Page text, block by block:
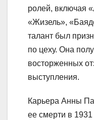
ролей, включая
«Жизель»,
талант был
по цеху. Она
восторженных
выступления.
Карьера Анны
ее смерти в 1931